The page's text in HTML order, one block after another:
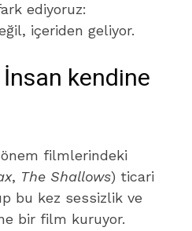
ediyoruz:
içeriden geliyor.
kendine
filmlerindeki
, The Shallows) ticari
bu kez sessizlik ve
bir film kuruyor.